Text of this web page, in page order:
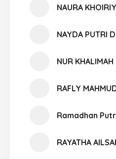
NAURA
NAYDA PUTRI
NUR KHALIMAH
RAFLY
Ramadhan
RAYATHA